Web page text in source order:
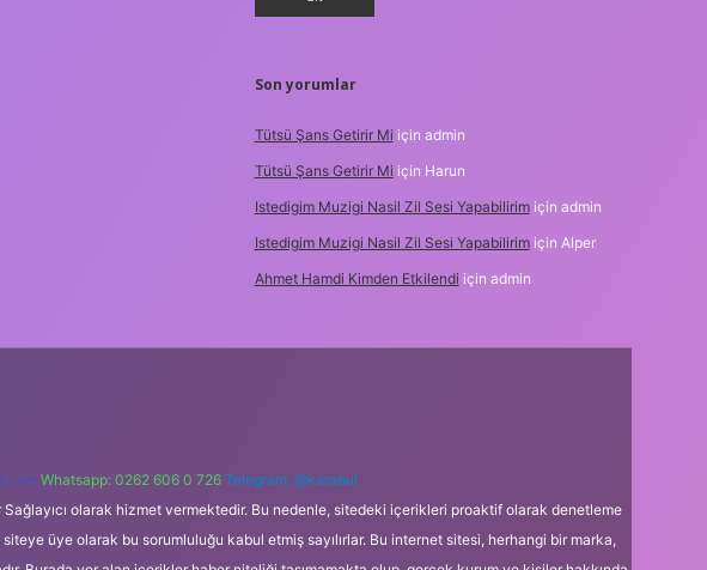
Son yorumlar
Tütsü Şans Getirir Mi için admin
Tütsü Şans Getirir Mi için Harun
Istedigim Muzigi Nasil Zil Sesi Yapabilirimiçin admin
Istedigim Muzigi Nasil Zil Sesi Yapabilirimiçin Alper
Ahmet Hamdi Kimden Etkilendi için admin
Whatsapp: 0262 606 0 726 Telegram: @karabul
olarak hizmet vermektedir. Bu nedenle, sitedeki içerikleri proaktif olarak denetleme
üye olarak bu sorumluluğu kabul etmiş sayılırlar. Bu internet sitesi, herhangi bir marka,